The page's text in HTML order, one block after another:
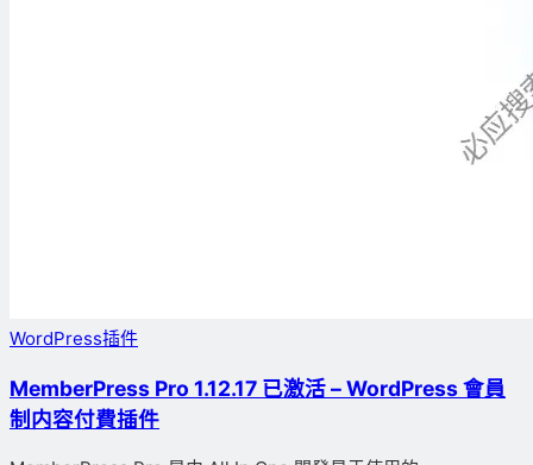
WordPress插件
MemberPress Pro 1.12.17 已激活 – WordPress 會員
制内容付費插件